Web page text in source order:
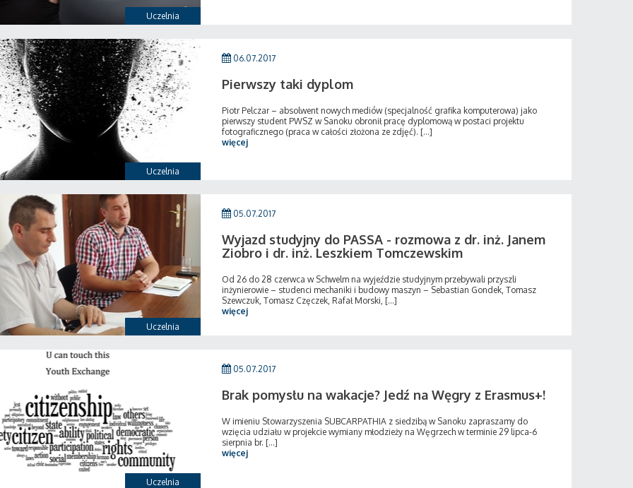
Uczelnia
Uczelnia
06.07.2017
Pierwszy taki dyplom
Piotr Pelczar – absolwent nowych mediów (specjalność grafika komputerowa) jako
pierwszy student PWSZ w Sanoku obronił pracę dyplomową w postaci projektu
fotograficznego (praca w całości złożona ze zdjęć). [...]
więcej
Uczelnia
05.07.2017
Wyjazd studyjny do PASSA - rozmowa z dr. inż. Janem
Ziobro i dr. inż. Leszkiem Tomczewskim
Od 26 do 28 czerwca w Schwelm na wyjeździe studyjnym przebywali przyszli
inżynierowie – studenci mechaniki i budowy maszyn – Sebastian Gondek, Tomasz
Szewczuk, Tomasz Częczek, Rafał Morski, [...]
więcej
Uczelnia
05.07.2017
Brak pomysłu na wakacje? Jedź na Węgry z Erasmus+!
W imieniu Stowarzyszenia SUBCARPATHIA z siedzibą w Sanoku zapraszamy do
wzięcia udziału w projekcie wymiany młodzieży na Węgrzech w terminie 29 lipca-6
sierpnia br. [...]
więcej